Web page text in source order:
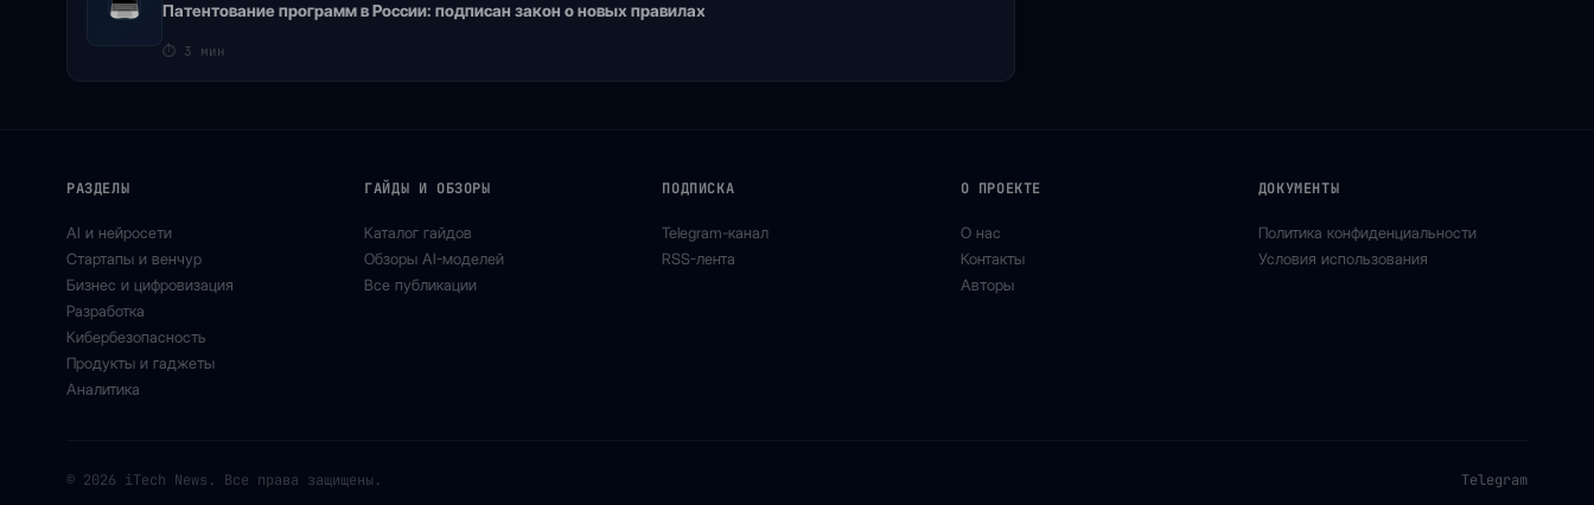
Патентование программ в России: подписан закон о новых правилах
⏱ 3 мин
РАЗДЕЛЫ
AI и нейросети
Стартапы и венчур
Бизнес и цифровизация
Разработка
Кибербезопасность
Продукты и гаджеты
Аналитика
ГАЙДЫ И ОБЗОРЫ
Каталог гайдов
Обзоры AI-моделей
Все публикации
ПОДПИСКА
Telegram-канал
RSS-лента
О ПРОЕКТЕ
О нас
Контакты
Авторы
ДОКУМЕНТЫ
Политика конфиденциальности
Условия использования
© 2026 iTech News. Все права защищены. Telegram